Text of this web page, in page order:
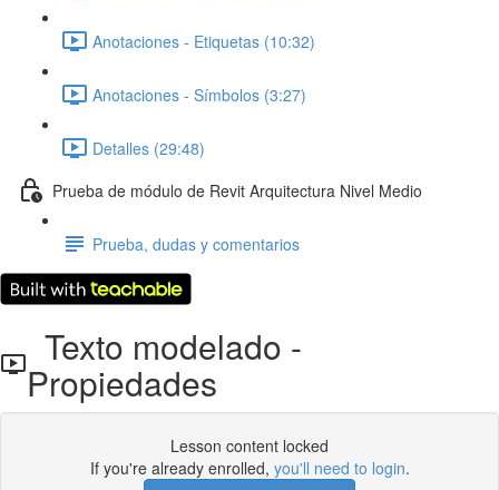
Anotaciones - Etiquetas (10:32)
Anotaciones - Símbolos (3:27)
Detalles (29:48)
Prueba de módulo de Revit Arquitectura Nivel Medio
Prueba, dudas y comentarios
Texto modelado -
Propiedades
Lesson content locked
If you're already enrolled, you'll need to login.